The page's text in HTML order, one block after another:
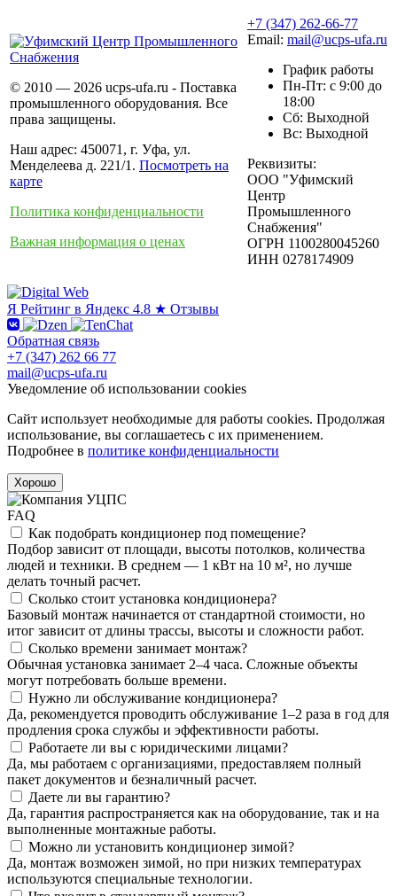
© 2010 — 2026 ucps-ufa.ru - Поставка
промышленного оборудования. Все
права защищены.
Наш адрес: 450071, г. Уфа, ул.
Менделеева д. 221/1. Посмотреть на
карте
Политика конфиденциальности
Важная информация о ценах
+7 (347) 262-66-77
Email: mail@ucps-ufa.ru
График работы
Пн-Пт: с 9:00 до
18:00
Сб: Выходной
Вс: Выходной
Реквизиты:
ООО "Уфимский
Центр
Промышленного
Снабжения"
ОГРН 1100280045260
ИНН 0278174909
Я Рейтинг в Яндекс 4.8 ★ Отзывы
Обратная связь
+7 (347) 262 66 77
mail@ucps-ufa.ru
Уведомление об использовании cookies
Сайт использует необходимые для работы cookies. Продолжая
использование, вы соглашаетесь с их применением.
Подробнее в политике конфиденциальности
Хорошо
FAQ
Как подобрать кондиционер под помещение?
Подбор зависит от площади, высоты потолков, количества
людей и техники. В среднем — 1 кВт на 10 м², но лучше
делать точный расчет.
Сколько стоит установка кондиционера?
Базовый монтаж начинается от стандартной стоимости, но
итог зависит от длины трассы, высоты и сложности работ.
Сколько времени занимает монтаж?
Обычная установка занимает 2–4 часа. Сложные объекты
могут потребовать больше времени.
Нужно ли обслуживание кондиционера?
Да, рекомендуется проводить обслуживание 1–2 раза в год для
продления срока службы и эффективности работы.
Работаете ли вы с юридическими лицами?
Да, мы работаем с организациями, предоставляем полный
пакет документов и безналичный расчет.
Даете ли вы гарантию?
Да, гарантия распространяется как на оборудование, так и на
выполненные монтажные работы.
Можно ли установить кондиционер зимой?
Да, монтаж возможен зимой, но при низких температурах
используются специальные технологии.